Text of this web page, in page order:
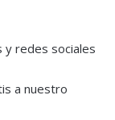
y redes sociales
a nuestro